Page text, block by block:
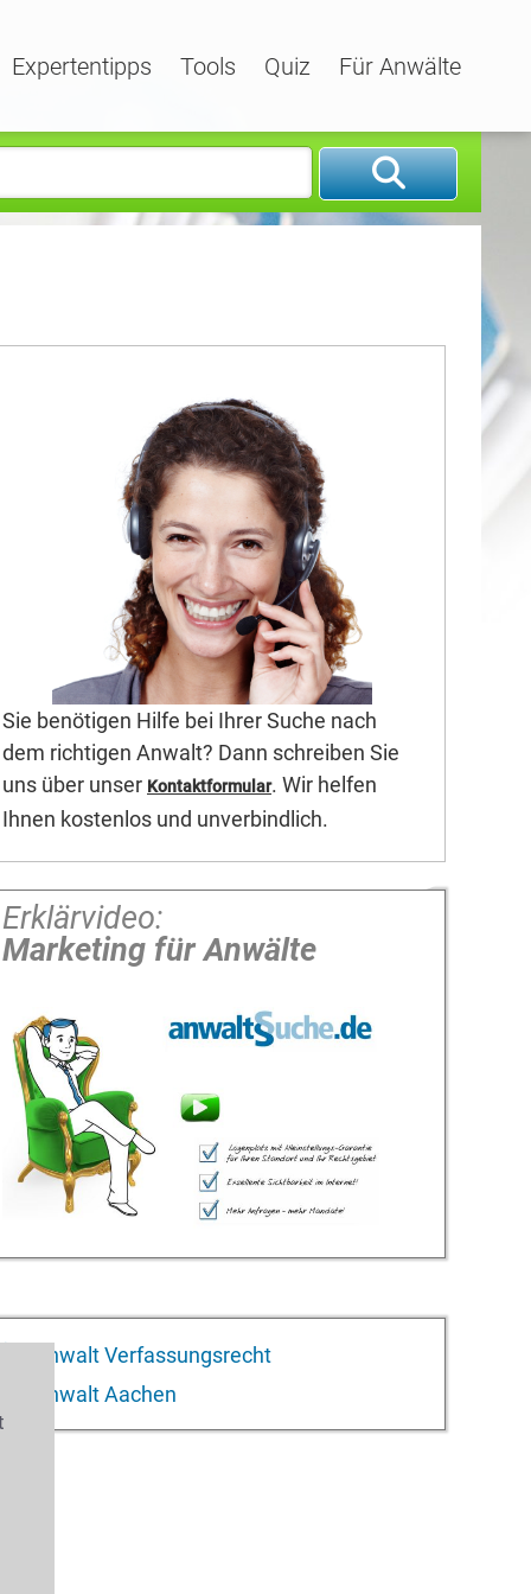
Expertentipps Tools Quiz Für Anwälte
Sie benötigen Hilfe bei Ihrer Suche nach
dem richtigen Anwalt? Dann schreiben Sie
uns über unser Kontaktformular. Wir helfen
Ihnen kostenlos und unverbindlich.
Erklärvideo:
Marketing für Anwälte
Anwalt Verfassungsrecht
Anwalt Aachen